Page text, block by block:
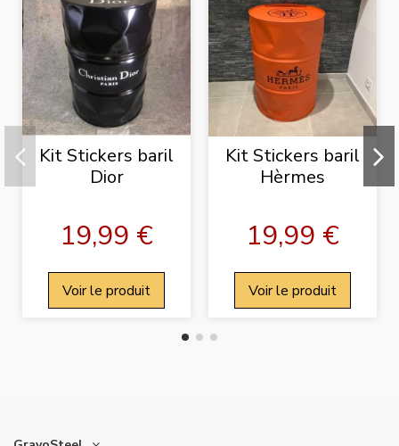
Kit Stickers baril
Dior
19,99 €
Voir le produit
Kit Stickers baril
Hèrmes
19,99 €
Voir le produit